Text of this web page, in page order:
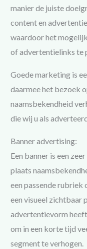
manier de juiste
content en
waardoor het
of advertentielinks te
Goede marketing is
daarmee het bezoek
naamsbekendheid
die wij u als
Banner advertising:
Een banner is een
plaats
een passende rubriek
een visueel zichtbaar
advertentievorm
om in een korte tijd
segment te verhogen.